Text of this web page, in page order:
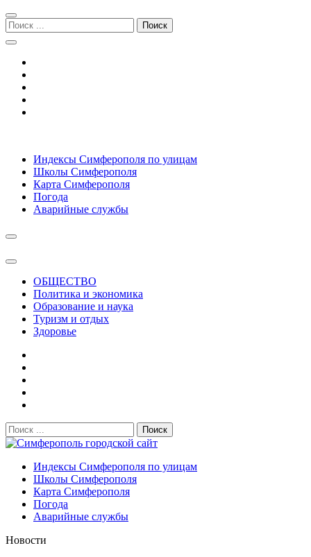
Перейти
к
навигации
Перейти
к
содержимому
Поиск:
Симферополь городской сайт
Индексы Симферополя по улицам
Школы Симферополя
Карта Симферополя
Погода
Аварийные службы
ОБЩЕСТВО
Политика и экономика
Образование и наука
Туризм и отдых
Здоровье
Поиск:
Симферополь городской сайт
Индексы Симферополя по улицам
Школы Симферополя
Карта Симферополя
Погода
Аварийные службы
Новости